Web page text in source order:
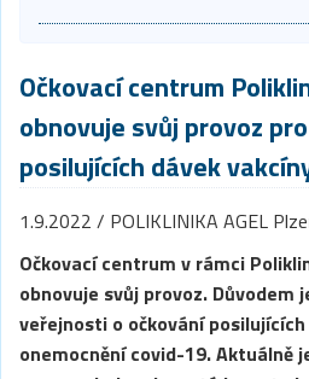
Očkovací centrum
obnovuje svůj provoz
posilujících dávek
1.9.2022 / POLIKLINIKA AGEL
Očkovací centrum v rámci
obnovuje svůj provoz. Důvodem
veřejnosti o očkování
onemocnění covid-19. Aktuálně